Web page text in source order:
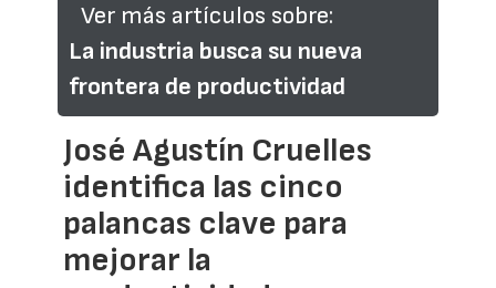
Ver más artículos sobre:
La industria busca su nueva
frontera de productividad
José Agustín Cruelles
identifica las cinco
palancas clave para
mejorar la